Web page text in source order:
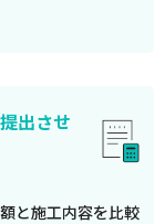
出させ
と施工内容を比較